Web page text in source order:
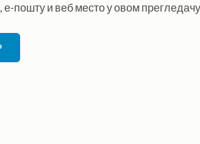
е-пошту и веб место у овом